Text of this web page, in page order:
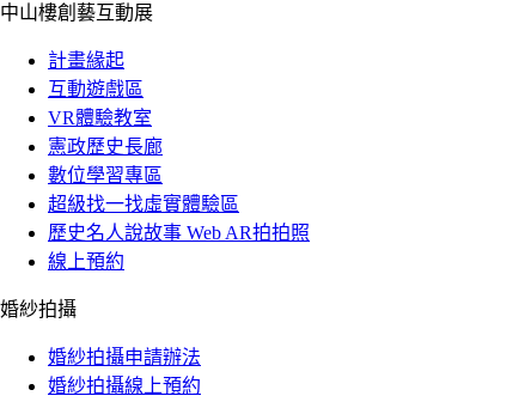
中山樓創藝互動展
計畫緣起
互動遊戲區
VR體驗教室
憲政歷史長廊
數位學習專區
超級找一找虛實體驗區
歷史名人說故事 Web AR拍拍照
線上預約
婚紗拍攝
婚紗拍攝申請辦法
婚紗拍攝線上預約